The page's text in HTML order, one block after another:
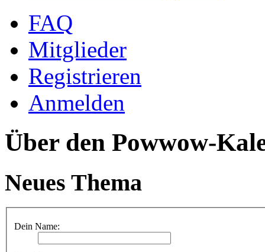
FAQ
Mitglieder
Registrieren
Anmelden
Über den Powwow-
Neues Thema
Dein Name: